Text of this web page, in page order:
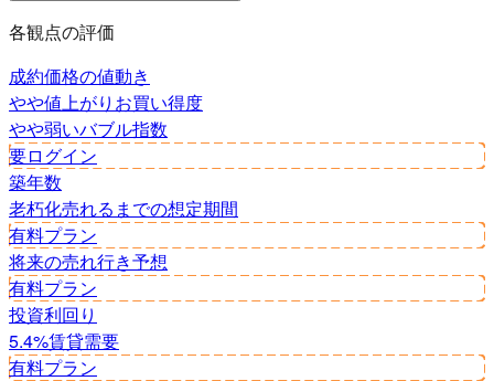
各観点の評価
成約価格の値動き
やや値上がり お買い得度
やや弱いバブル指数
要ログイン
築年数
老朽化売れるまでの想定期間
有料プラン
将来の売れ行き予想
有料プラン
投資利回り
5.4%賃貸需要
有料プラン